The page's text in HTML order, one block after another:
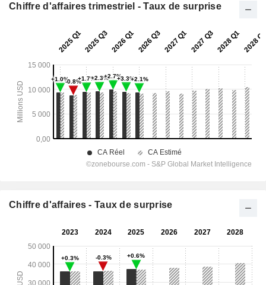
Chiffre d'affaires trimestriel - Taux de surprise
Chiffre d'affaires - Taux de surprise